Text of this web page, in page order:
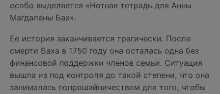
особо выделяется «Нотная тетрадь для Анны
Магдалены Бах».
Ее история заканчивается трагически. После
смерти Баха в 1750 году она осталась одна без
финансовой поддержки членов семьи. Ситуация
вышла из под контроля до такой степени, что она
занималась попрошайничеством для того, чтобы